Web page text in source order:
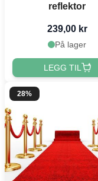
reflektor
239,00 kr
På lager
LEGG TIL
28%